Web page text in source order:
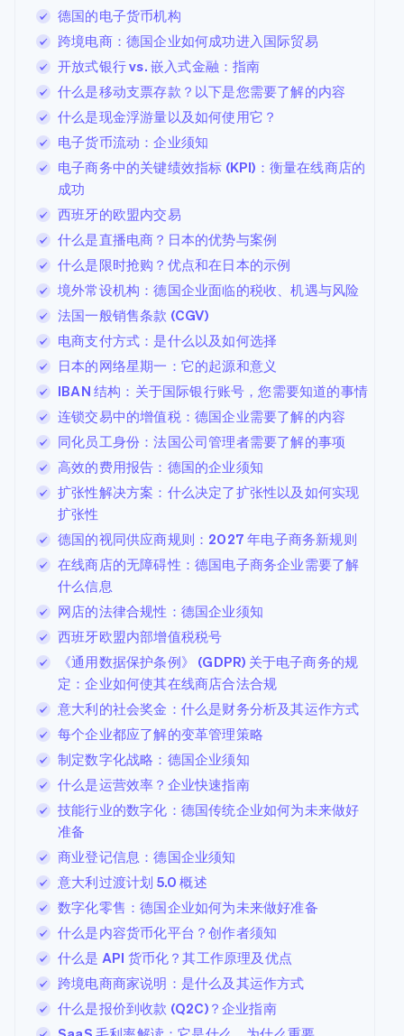
德国的电子货币机构
跨境电商：德国企业如何成功进入国际贸易
开放式银行 vs. 嵌入式金融：指南
什么是移动支票存款？以下是您需要了解的内容
什么是现金浮游量以及如何使用它？
电子货币流动：企业须知
电子商务中的关键绩效指标 (KPI)：衡量在线商店的
成功
西班牙的欧盟内交易
什么是直播电商？日本的优势与案例
什么是限时抢购？优点和在日本的示例
境外常设机构：德国企业面临的税收、机遇与风险
法国一般销售条款 (CGV)
电商支付方式：是什么以及如何选择
日本的网络星期一：它的起源和意义
IBAN 结构：关于国际银行账号，您需要知道的事情
连锁交易中的增值税：德国企业需要了解的内容
同化员工身份：法国公司管理者需要了解的事项
高效的费用报告：德国的企业须知
扩张性解决方案：什么决定了扩张性以及如何实现
扩张性
德国的视同供应商规则：2027 年电子商务新规则
在线商店的无障碍性：德国电子商务企业需要了解
什么信息
网店的法律合规性：德国企业须知
西班牙欧盟内部增值税税号
《通用数据保护条例》 (GDPR) 关于电子商务的规
定：企业如何使其在线商店合法合规
意大利的社会奖金：什么是财务分析及其运作方式
每个企业都应了解的变革管理策略
制定数字化战略：德国企业须知
什么是运营效率？企业快速指南
技能行业的数字化：德国传统企业如何为未来做好
准备
商业登记信息：德国企业须知
意大利过渡计划 5.0 概述
数字化零售：德国企业如何为未来做好准备
什么是内容货币化平台？创作者须知
什么是 API 货币化？其工作原理及优点
跨境电商商家说明：是什么及其运作方式
什么是报价到收款 (Q2C)？企业指南